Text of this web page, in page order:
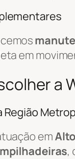
em
a
Região
em
,